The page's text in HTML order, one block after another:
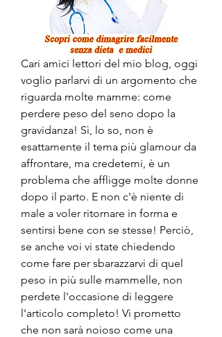
Cari amici lettori del mio blog, oggi
voglio parlarvi di un argomento che
riguarda molte mamme: come
perdere peso del seno dopo la
gravidanza! Sì, lo so, non è
esattamente il tema più glamour da
affrontare, ma credetemi, è un
problema che affligge molte donne
dopo il parto. E non c'è niente di
male a voler ritornare in forma e
sentirsi bene con se stesse! Perciò,
se anche voi vi state chiedendo
come fare per sbarazzarvi di quel
peso in più sulle mammelle, non
perdete l'occasione di leggere
l'articolo completo! Vi prometto
che non sarà noioso come una